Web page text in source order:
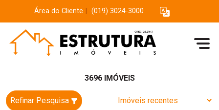
Área do Cliente (019) 3024-3000
3696 IMÓVEIS
Refinar Pesquisa